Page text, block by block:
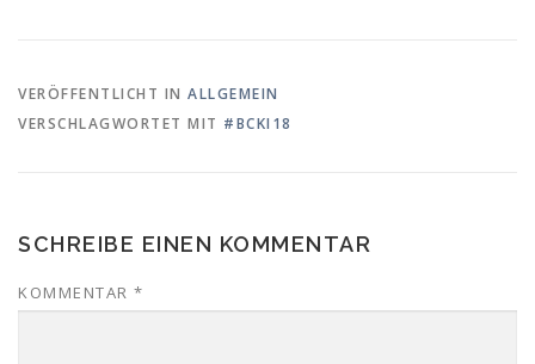
VERÖFFENTLICHT IN ALLGEMEIN
VERSCHLAGWORTET MIT #BCKI18
SCHREIBE EINEN KOMMENTAR
KOMMENTAR *